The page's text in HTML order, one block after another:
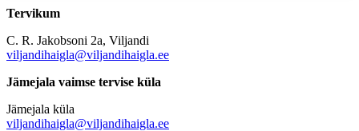
Tervikum
C. R. Jakobsoni 2a, Viljandi
viljandihaigla@viljandihaigla.ee
Jämejala vaimse tervise küla
Jämejala küla
viljandihaigla@viljandihaigla.ee